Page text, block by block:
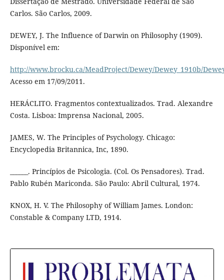
Carlos. São Carlos, 2009.
DEWEY, J. The Influence of Darwin on Philosophy (1909).
Disponível em:
http://www.brocku.ca/MeadProject/Dewey/Dewey_1910b/
Acesso em 17/09/2011.
HERÁCLITO. Fragmentos contextualizados. Trad. Alexandre
Costa. Lisboa: Imprensa Nacional, 2005.
JAMES, W. The Principles of Psychology. Chicago:
Encyclopedia Britannica, Inc, 1890.
______. Princípios de Psicologia. (Col. Os Pensadores). Trad.
Pablo Rubén Mariconda. São Paulo: Abril Cultural, 1974.
KNOX, H. V. The Philosophy of William James. London:
Constable & Company LTD, 1914.